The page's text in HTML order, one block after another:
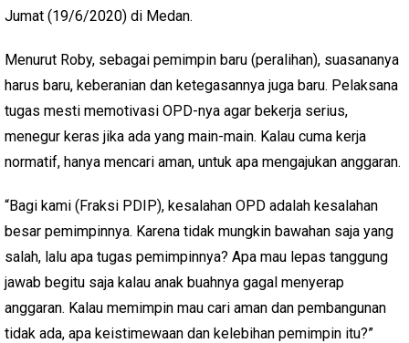
Jumat (19/6/2020) di Medan.
Menurut Roby, sebagai pemimpin baru (peralihan), suasananya
harus baru, keberanian dan ketegasannya juga baru. Pelaksana
tugas mesti memotivasi OPD-nya agar bekerja serius,
menegur keras jika ada yang main-main. Kalau cuma kerja
normatif, hanya mencari aman, untuk apa mengajukan anggaran.
“Bagi kami (Fraksi PDIP), kesalahan OPD adalah kesalahan
besar pemimpinnya. Karena tidak mungkin bawahan saja yang
salah, lalu apa tugas pemimpinnya? Apa mau lepas tanggung
jawab begitu saja kalau anak buahnya gagal menyerap
anggaran. Kalau memimpin mau cari aman dan pembangunan
tidak ada, apa keistimewaan dan kelebihan pemimpin itu?”